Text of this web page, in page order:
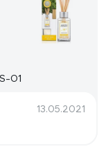
01
13.05.2021